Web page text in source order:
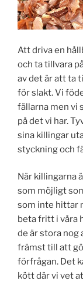
Att driva en
och ta tillvara
av det är att ta
för slakt. Vi
fällarna men vi
på det vi har.
sina killingar
styckning och
När killingarna
som möjligt
som inte hittar
beta fritt i våra
de är stora nog
främst till att
förfrågan. Det
kött där vi vet